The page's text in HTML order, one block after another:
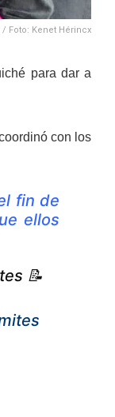
Foto: Kenet Hérincx
para dar a
con los
fin de
ellos
📝